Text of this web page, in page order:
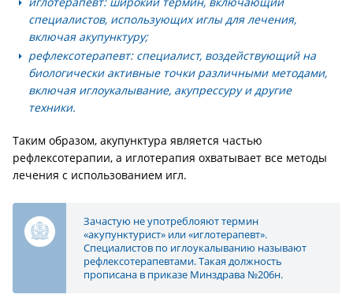
специалистов, использующих иглы для лечения,
включая акупунктуру;
рефлексотерапевт: специалист, воздействующий на
биологически активные точки различными методами,
включая иглоукалывание, акупрессуру и другие
техники.
Таким образом, акупунктура является частью
рефлексотерапии, а иглотерапия охватывает все методы
лечения с использованием игл.
Зачастую не употреблояют термин
«акупунктурист» или «иглотерапевт».
Специалистов по иглоукалыванию называют
рефлексотерапевтами. Такая должность
прописана в приказе Минздрава №206н.